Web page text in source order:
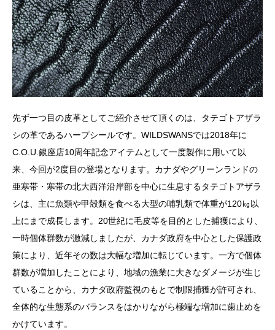
先ず一つ目の皮革としてご紹介させて頂くのは、タテゴトアザラ
シの革であるハープシールです。WILDSWANSでは2018年に
C.O.U.銀座店10周年記念アイテムとして一度製作に用いて以
来、今回が2度目の登場となります。カナダやグリーンランドの
亜寒帯・寒帯の北大西洋沿岸部を中心に生息するタテゴトアザラ
シは、主に魚類や甲殻類を食べる大型の哺乳類で体重が120㎏以
上にまで成長します。20世紀に毛皮等を目的とした捕獲により、
一時個体群数が激減しましたが、カナダ政府を中心とした保護政
策により、近年その数は大幅な増加に転じています。一方で個体
群数が増加したことにより、地域の漁業に大きなダメージが生じ
ていることから、カナダ政府監視のもとで制限捕獲が許可され、
全体的な生態系のバランスをはかりながら極端な増加に歯止めを
かけています。